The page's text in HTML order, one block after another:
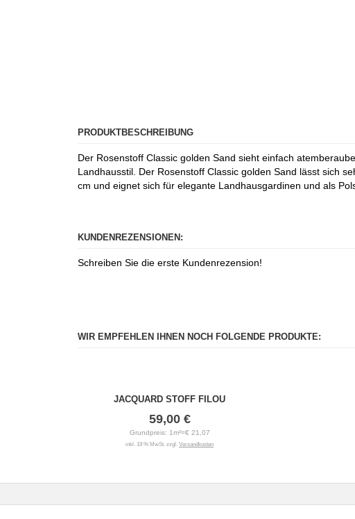
PRODUKTBESCHREIBUNG
Der Rosenstoff Classic golden Sand sieht einfach
Landhausstil. Der Rosenstoff Classic golden Sand lässt sich
cm und eignet sich für elegante Landhausgardinen und als
KUNDENREZENSIONEN:
Schreiben Sie die erste Kundenrezension!
WIR EMPFEHLEN IHNEN NOCH FOLGENDE PRODUKTE:
JACQUARD STOFF FILOU
59,00 €
Grundpreis: 1m²=€ 21,07
inkl. 19 % MwSt. zzgl. Versandkosten